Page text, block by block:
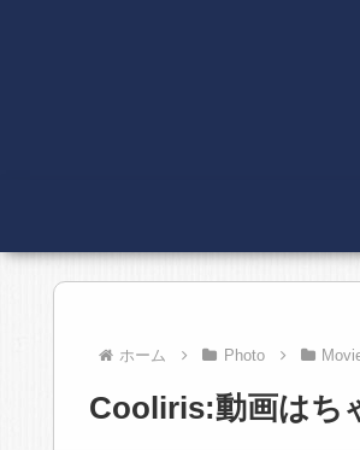
ホーム Photo
Cooliris:動画はち